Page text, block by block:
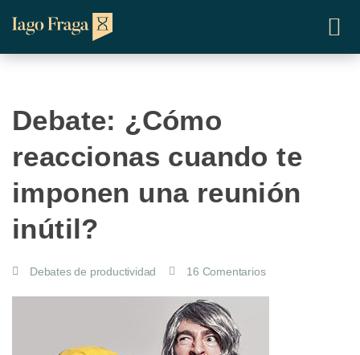
Debate: ¿Cómo
reaccionas cuando te
imponen una reunión
inútil?
Debates de productividad 16 Comentarios